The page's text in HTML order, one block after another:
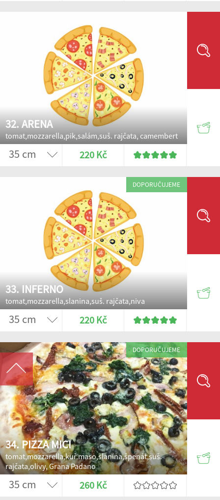
32. ARENA
tomat,mozzarella,pik,salám,suš. rajčata, camembert
220 Kč
DOPORUČUJEME
33. INFERNO
tomat,mozzarella,slanina,suš. rajčata,niva
220 Kč
DOPORUČUJEME
34. PIZZA MICI
tomat,mozzarella,kuř.maso,slanina,špenát,suš.
rajčata,olivy, Grana Padano
260 Kč